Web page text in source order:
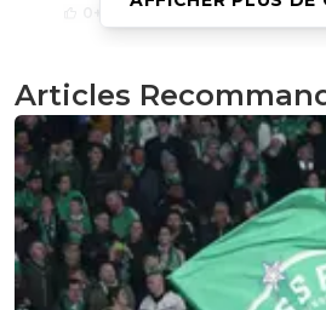
la seule chose que j'aimais
Rothen
0+ Répondre
eric-gf38iste-par-d-faut
Raf
Articles